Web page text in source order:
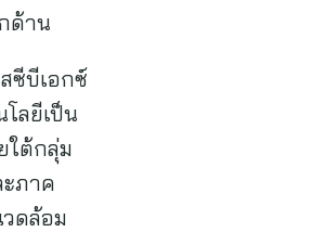
ด้าน
ซีบีเอกซ์
ลยีเป็น
ใต้กลุ่ม
ะภาค
ดล้อม